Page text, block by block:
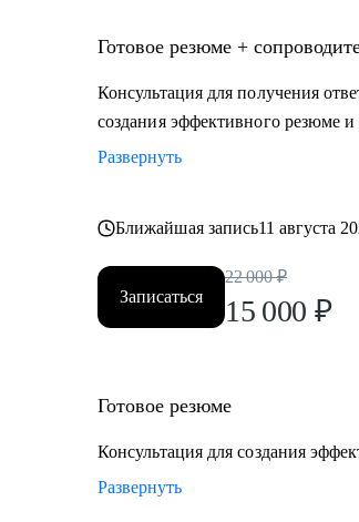
Готовое резюме +
Консультация для получения
создания эффективного резюме
Развернуть
Ближайшая запись11 августа
Записаться
22 000 ₽
15 000 ₽
Готовое резюме
Консультация для создания
Развернуть